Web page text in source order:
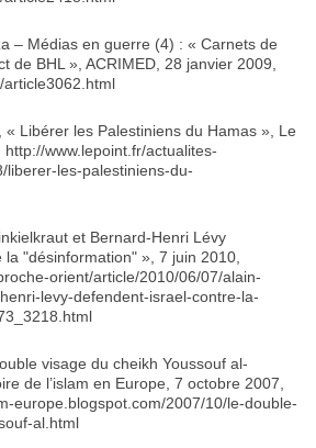
– Médias en guerre (4) : « Carnets de
de BHL », ACRIMED, 28 janvier 2009,
article3062.html
Libérer les Palestiniens du Hamas », Le
www.lepoint.fr/actualites-
liberer-les-palestiniens-du-
et Bernard-Henri Lévy
"désinformation" », 7 juin 2010,
orient/article/2010/06/07/alain-
levy-defendent-israel-contre-la-
visage du cheikh Youssouf al-
de l’islam en Europe, 7 octobre 2007,
europe.blogspot.com/2007/10/le-double-
al.html